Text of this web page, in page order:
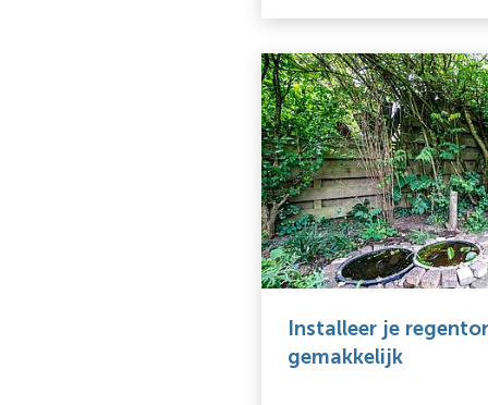
Installeer je
gemakkelijk